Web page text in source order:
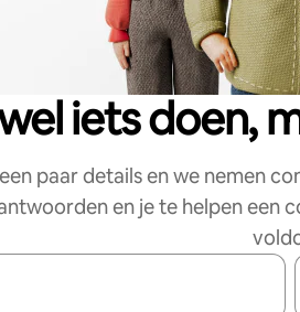
iets doen,
paar details en we nemen
en je te helpen een